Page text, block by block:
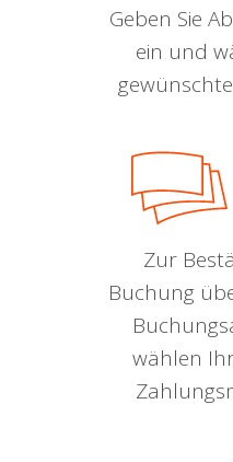
Geben Sie
ein und
Zur
Buchung
wählen